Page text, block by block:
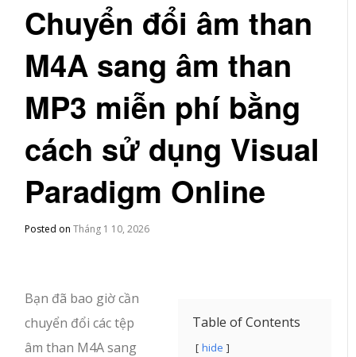
Chuyển đổi âm than
M4A sang âm than
MP3 miễn phí bằng
cách sử dụng Visual
Paradigm Online
Posted onTháng 1 10, 2026
Table of Contents
hide
Bạn đã bao giờ cần
chuyển đổi các tệp
âm than M4A sang